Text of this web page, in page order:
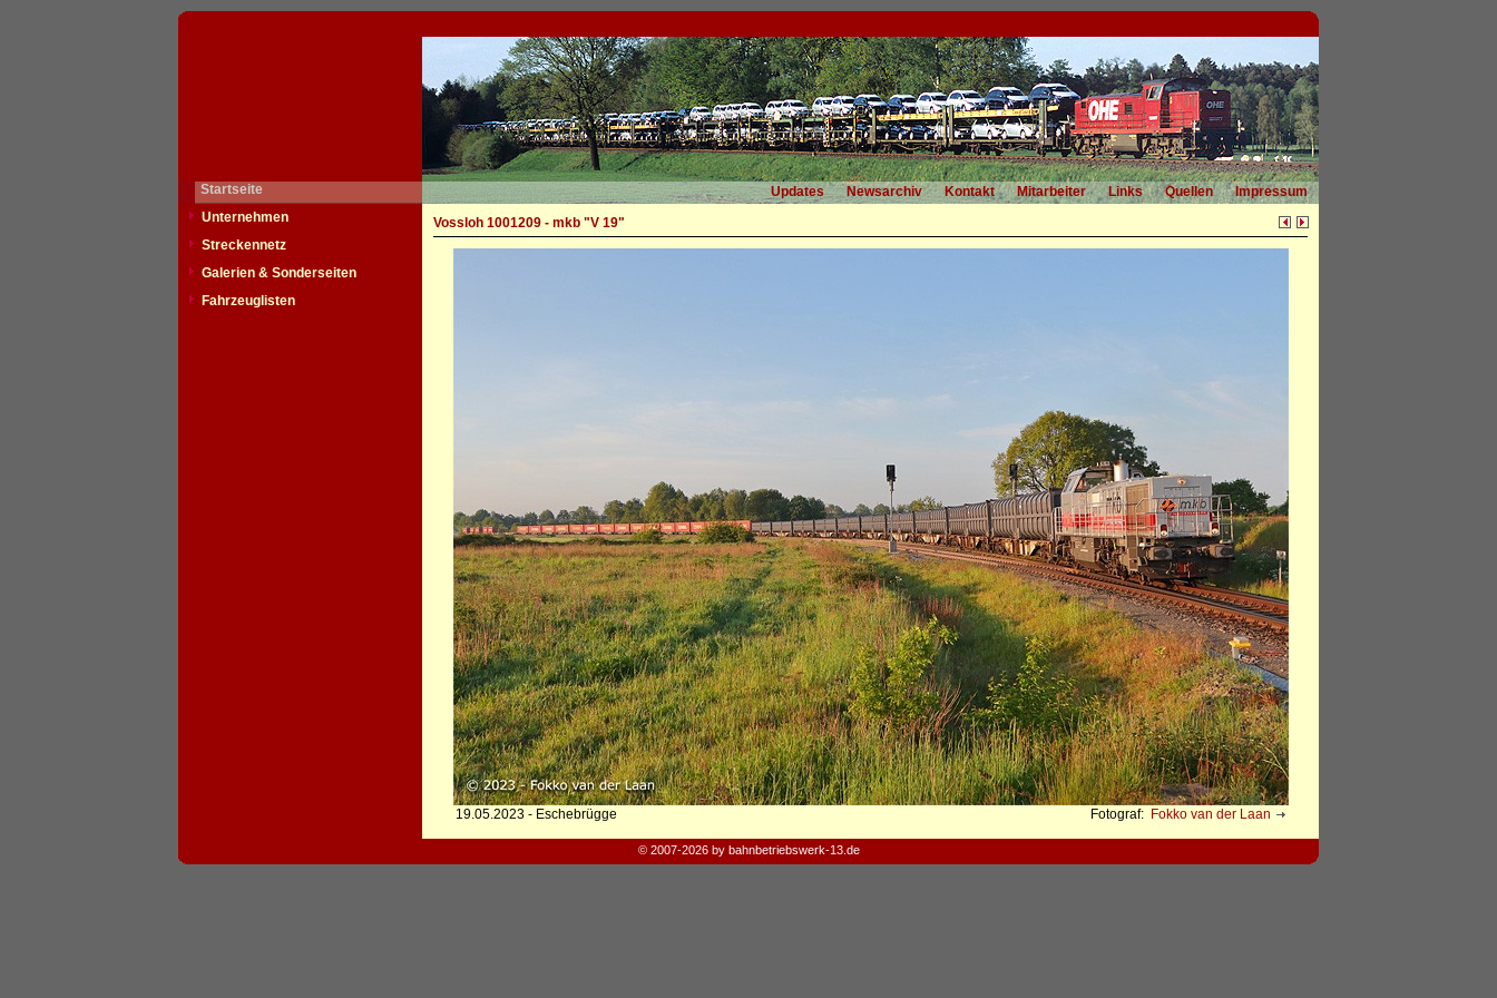
Startseite Updates Newsarchiv Kontakt Mitarbeiter Links Quellen
Impressum
Unternehmen
Streckennetz
Galerien & Sonderseiten
Fahrzeuglisten
Vossloh 1001209 - mkb "V 19"
19.05.2023 - Eschebrügge Fotograf: Fokko van der Laan
© 2007-2026 by bahnbetriebswerk-13.de